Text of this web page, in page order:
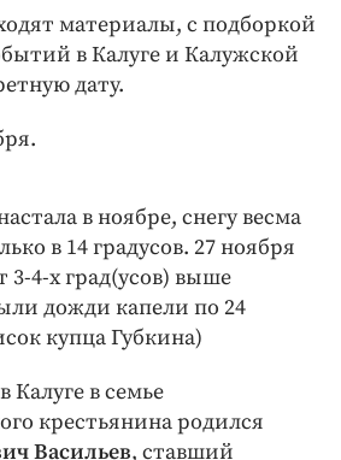
года
материалы, с подборкой
в Калуге и Калужской
дату.
в ноябре, снегу весма
в 14 градусов. 27 ноября
3-4-х град(усов) выше
дожди капели по 24
купца Губкина)
Калуге в семье
крестьянина родился
Васильев, ставший